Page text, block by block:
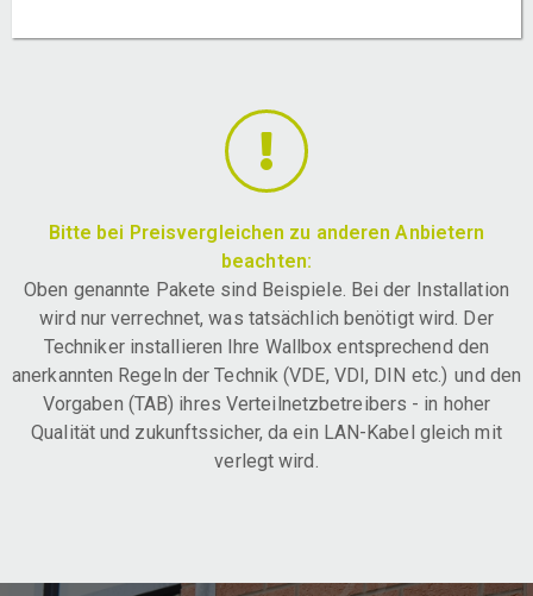
Bitte bei Preisvergleichen zu anderen Anbietern
beachten:
Oben genannte Pakete sind Beispiele. Bei der Installation
wird nur verrechnet, was tatsächlich benötigt wird. Der
Techniker installieren Ihre Wallbox entsprechend den
anerkannten Regeln der Technik (VDE, VDI, DIN etc.) und den
Vorgaben (TAB) ihres Verteilnetzbetreibers - in hoher
Qualität und zukunftssicher, da ein LAN-Kabel gleich mit
verlegt wird.